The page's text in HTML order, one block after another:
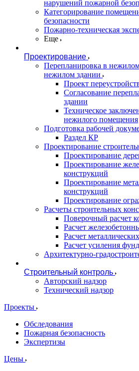
нарушений пожарной
Категорирование
безопасности
Пожарно-техническая
Еще
Проектирование
Перепланировка в
нежилом здании
Проект
Согласование
здании
Техническое
нежилого помещения
Подготовка рабочей
Раздел КР
Проектирование
Проектирование
Проектирование
конструкций
Проектирование
конструкций
Проектирование
Расчеты строительных
Поверочный расчет
Расчет
Расчет
Расчет усиления
Архитектурно-
Строительный контроль
Авторский надзор
Технический надзор
Проекты
Обследования
Пожарная безопасность
Экспертизы
Цены